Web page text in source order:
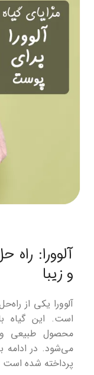
آلوورا:
و زیبا
آلوورا یکی از
است. این گیاه
محصول طبیعی و
می‌شود. در ادامه
پرداخته شده است